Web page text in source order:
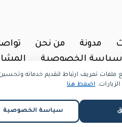
مدونة من نحن
سياسة الخصوصية
Copyright @2024
ملفات تعريف ارتباط لتقديم خدماته وتحسين
اضغط هنا
سياسة الخصوصية